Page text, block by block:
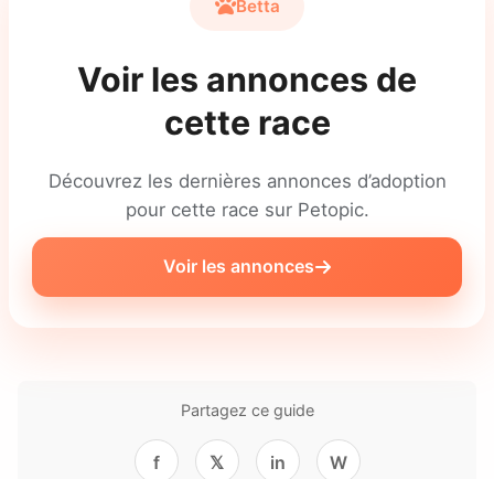
Betta
Voir les annonces de
cette race
Découvrez les dernières annonces d’adoption
pour cette race sur Petopic.
Voir les annonces
Partagez ce guide
f 𝕏 in W